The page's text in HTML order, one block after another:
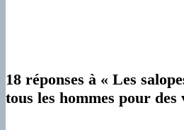
18 réponses à « Les
tous les hommes pour des